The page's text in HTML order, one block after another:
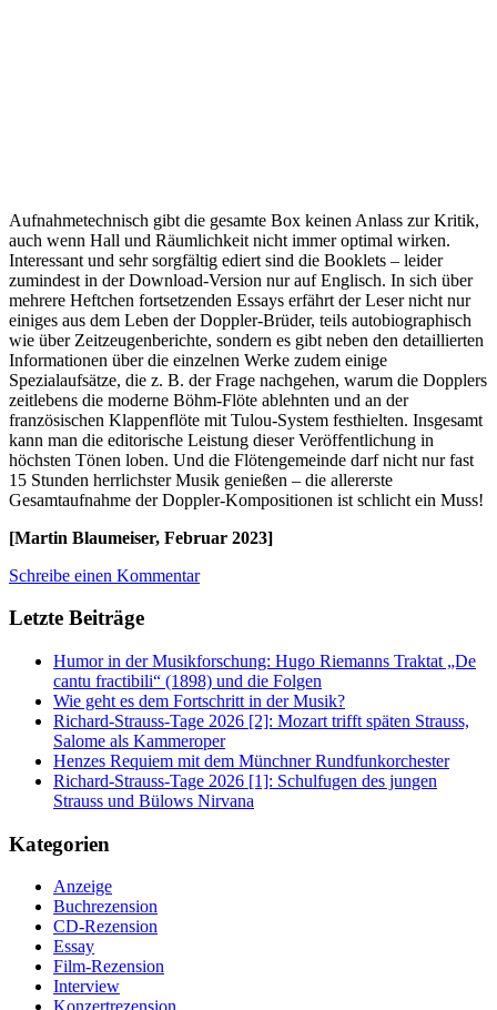
Aufnahmetechnisch gibt die gesamte Box keinen Anlass zur Kritik,
auch wenn Hall und Räumlichkeit nicht immer optimal wirken.
Interessant und sehr sorgfältig ediert sind die Booklets – leider
zumindest in der Download-Version nur auf Englisch. In sich über
mehrere Heftchen fortsetzenden Essays erfährt der Leser nicht nur
einiges aus dem Leben der Doppler-Brüder, teils autobiographisch
wie über Zeitzeugenberichte, sondern es gibt neben den detaillierten
Informationen über die einzelnen Werke zudem einige
Spezialaufsätze, die z. B. der Frage nachgehen, warum die Dopplers
zeitlebens die moderne Böhm-Flöte ablehnten und an der
französischen Klappenflöte mit Tulou-System festhielten. Insgesamt
kann man die editorische Leistung dieser Veröffentlichung in
höchsten Tönen loben. Und die Flötengemeinde darf nicht nur fast
15 Stunden herrlichster Musik genießen – die allererste
Gesamtaufnahme der Doppler-Kompositionen ist schlicht ein Muss!
[Martin Blaumeiser, Februar 2023]
Schreibe einen Kommentar
Letzte Beiträge
Humor in der Musikforschung: Hugo Riemanns Traktat „De
cantu fractibili“ (1898) und die Folgen
Wie geht es dem Fortschritt in der Musik?
Richard-Strauss-Tage 2026 [2]: Mozart trifft späten Strauss,
Salome als Kammeroper
Henzes Requiem mit dem Münchner Rundfunkorchester
Richard-Strauss-Tage 2026 [1]: Schulfugen des jungen
Strauss und Bülows Nirvana
Kategorien
Anzeige
Buchrezension
CD-Rezension
Essay
Film-Rezension
Interview